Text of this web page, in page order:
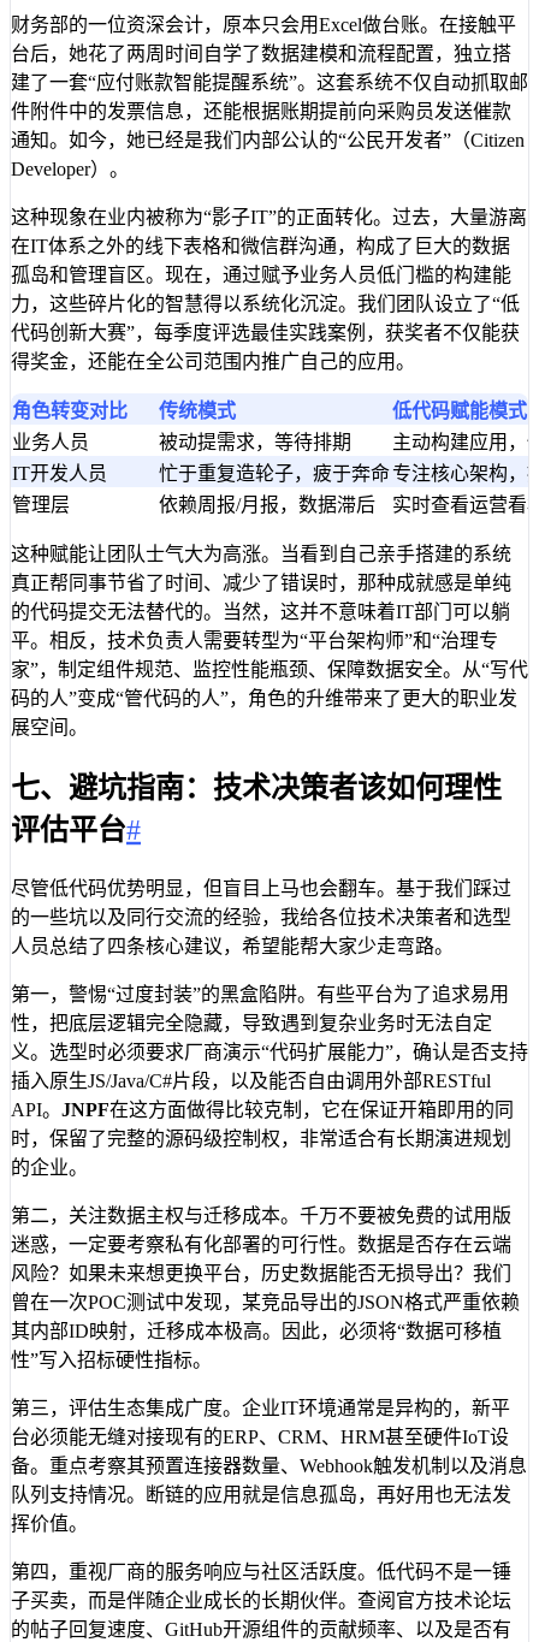
财务部的一位资深会计，原本只会用Excel做台账。在接触平
台后，她花了两周时间自学了数据建模和流程配置，独立搭
建了一套“应付账款智能提醒系统”。这套系统不仅自动抓取邮
件附件中的发票信息，还能根据账期提前向采购员发送催款
通知。如今，她已经是我们内部公认的“公民开发者”（Citizen
Developer）。
这种现象在业内被称为“影子IT”的正面转化。过去，大量游离
在IT体系之外的线下表格和微信群沟通，构成了巨大的数据
孤岛和管理盲区。现在，通过赋予业务人员低门槛的构建能
力，这些碎片化的智慧得以系统化沉淀。我们团队设立了“低
代码创新大赛”，每季度评选最佳实践案例，获奖者不仅能获
得奖金，还能在全公司范围内推广自己的应用。
角色转变对比 传统模式
低代码赋能模式
业务人员
被动提需求，等待排期
主动构建应用，
IT开发人员
忙于重复造轮子，疲于奔命专注核心架构，
管理层
依赖周报/月报，数据滞后 实时查看运营看
这种赋能让团队士气大为高涨。当看到自己亲手搭建的系统
真正帮同事节省了时间、减少了错误时，那种成就感是单纯
的代码提交无法替代的。当然，这并不意味着IT部门可以躺
平。相反，技术负责人需要转型为“平台架构师”和“治理专
家”，制定组件规范、监控性能瓶颈、保障数据安全。从“写代
码的人”变成“管代码的人”，角色的升维带来了更大的职业发
展空间。
七、避坑指南：技术决策者该如何理性
评估平台#
尽管低代码优势明显，但盲目上马也会翻车。基于我们踩过
的一些坑以及同行交流的经验，我给各位技术决策者和选型
人员总结了四条核心建议，希望能帮大家少走弯路。
第一，警惕“过度封装”的黑盒陷阱。有些平台为了追求易用
性，把底层逻辑完全隐藏，导致遇到复杂业务时无法自定
义。选型时必须要求厂商演示“代码扩展能力”，确认是否支持
插入原生JS/Java/C#片段，以及能否自由调用外部RESTful
API。 JNPF在这方面做得比较克制，它在保证开箱即用的同
时，保留了完整的源码级控制权，非常适合有长期演进规划
的企业。
第二，关注数据主权与迁移成本。千万不要被免费的试用版
迷惑，一定要考察私有化部署的可行性。数据是否存在云端
风险？如果未来想更换平台，历史数据能否无损导出？我们
曾在一次POC测试中发现，某竞品导出的JSON格式严重依赖
其内部ID映射，迁移成本极高。因此，必须将“数据可移植
性”写入招标硬性指标。
第三，评估生态集成广度。企业IT环境通常是异构的，新平
台必须能无缝对接现有的ERP、CRM、HRM甚至硬件IoT设
备。重点考察其预置连接器数量、Webhook触发机制以及消息
队列支持情况。断链的应用就是信息孤岛，再好用也无法发
挥价值。
第四，重视厂商的服务响应与社区活跃度。低代码不是一锤
子买卖，而是伴随企业成长的长期伙伴。查阅官方技术论坛
的帖子回复速度、GitHub开源组件的贡献频率、以及是否有